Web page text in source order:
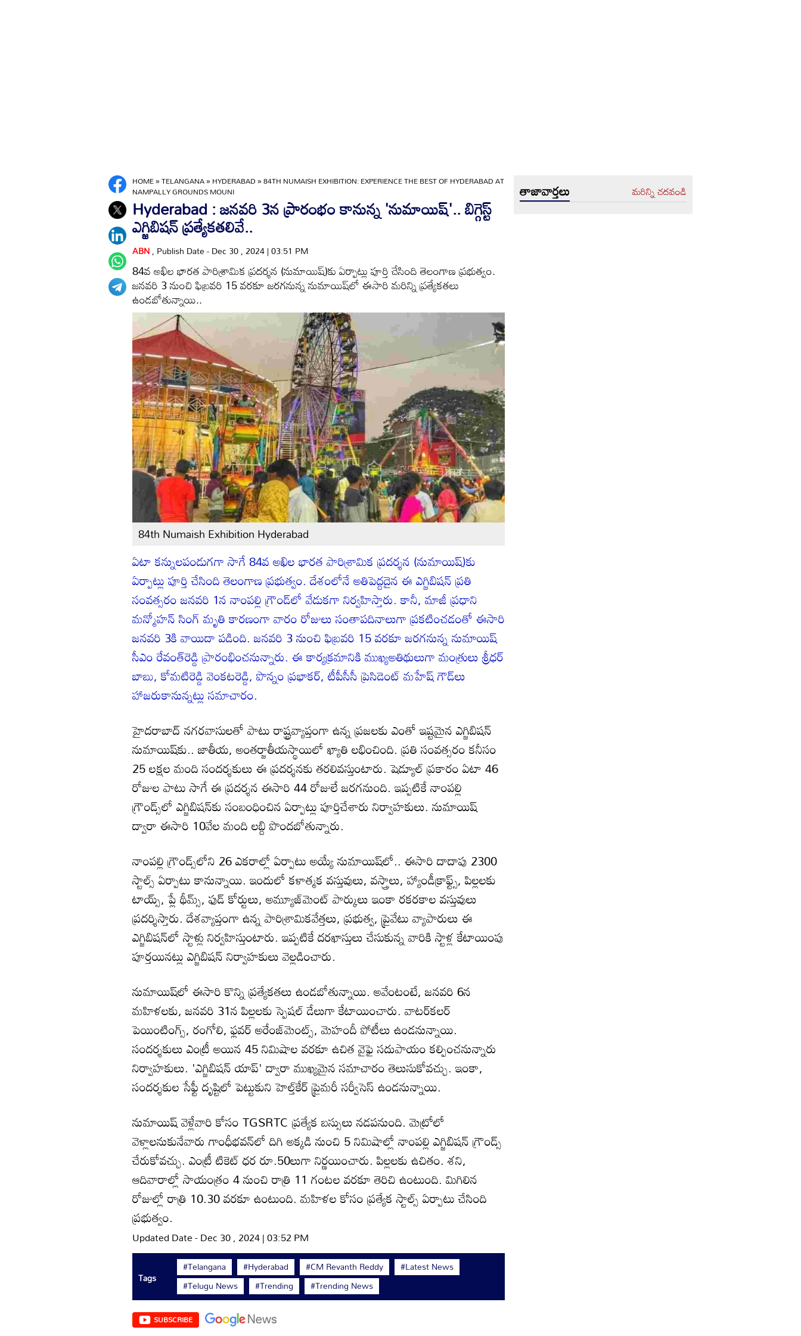
HOME»TELANGANA»HYDERABAD»84TH NUMAISH EXHIBITION: EXPERIENCE THE BEST OF HYDERABAD AT
NAMPALLY GROUNDS MOUNI
Hyderabad : జనవరి 3న ప్రారంభం కానున్న 'నుమాయిష్'.. బిగ్గెస్ట్
ఎగ్జిబిషన్ ప్రత్యేకతలివే..
ABN, Publish Date - Dec 30 , 2024 | 03:51 PM
84వ అఖిల భారత పారిశ్రామిక ప్రదర్శన (నుమాయిష్‌)కు ఏర్పాట్లు పూర్తి చేసింది తెలంగాణ ప్రభుత్వం.
జనవరి 3 నుంచి ఫిబ్రవరి 15 వరకూ జరగనున్న నుమాయిష్‌‌లో ఈసారి మరిన్ని ప్రత్యేకతలు
ఉండబోతున్నాయి..
84th Numaish Exhibition Hyderabad
ఏటా కన్నులపండుగగా సాగే 84వ అఖిల భారత పారిశ్రామిక ప్రదర్శన (నుమాయిష్‌)కు
ఏర్పాట్లు పూర్తి చేసింది తెలంగాణ ప్రభుత్వం. దేశంలోనే అతిపెద్దదైన ఈ ఎగ్జిబిషన్ ప్రతి
సంవత్సరం జనవరి 1న నాంపల్లి గ్రౌండ్‌లో వేడుకగా నిర్వహిస్తారు. కానీ, మాజీ ప్రధాని
మన్మోహన్ సింగ్ మృతి కారణంగా వారం రోజులు సంతాపదినాలుగా ప్రకటించడంతో ఈసారి
జనవరి 3కి వాయిదా పడింది. జనవరి 3 నుంచి ఫిబ్రవరి 15 వరకూ జరగనున్న నుమాయిష్‌
సీఎం రేవంత్‌రెడ్డి ప్రారంభించనున్నారు. ఈ కార్యక్రమానికి ముఖ్యఅతిథులుగా మంత్రులు శ్రీధర్
బాబు, కోమటిరెడ్డి వెంకటరెడ్డి, పొన్నం ప్రభాకర్, టీపీసీసీ ప్రెసిడెంట్ మహేష్ గౌడ్‌లు
హాజరుకానున్నట్లు సమాచారం.
హైదరాబాద్ నగరవాసులతో పాటు రాష్ట్రవ్యాప్తంగా ఉన్న ప్రజలకు ఎంతో ఇష్టమైన ఎగ్జిబిషన్
నుమాయిష్‌కు.. జాతీయ, అంతర్జాతీయస్థాయిలో ఖ్యాతి లభించింది. ప్రతి సంవత్సరం కనీసం
25 లక్షల మంది సందర్శకులు ఈ ప్రదర్శనకు తరలివస్తుంటారు. షెడ్యూల్ ప్రకారం ఏటా 46
రోజుల పాటు సాగే ఈ ప్రదర్శన ఈసారి 44 రోజులే జరగనుంది. ఇప్పటికే నాంపల్లి
గ్రౌండ్స్‌లో ఎగ్జిబిషన్‌కు సంబంధించిన ఏర్పాట్లు పూర్తిచేశారు నిర్వాహకులు. నుమాయిష్
ద్వారా ఈసారి 10వేల మంది లబ్ది పొందబోతున్నారు.
నాంపల్లి గ్రౌండ్స్‌లోని 26 ఎకరాల్లో ఏర్పాటు అయ్యే నుమాయిష్‌లో.. ఈసారి దాదాపు 2300
స్టాల్స్ ఏర్పాటు కానున్నాయి. ఇందులో కళాత్మక వస్తువులు, వస్త్రాలు, హ్యాండీక్రాఫ్ట్స్, పిల్లలకు
టాయ్స్, ప్లే థీమ్స్, ఫుడ్ కోర్టులు, అమ్యూజ్‌మెంట్ పార్కులు ఇంకా రకరకాల వస్తువులు
ప్రదర్శిస్తారు. దేశవ్యాప్తంగా ఉన్న పారిశ్రామికవేత్తలు, ప్రభుత్వ, ప్రైవేటు వ్యాపారులు ఈ
ఎగ్జిబిషన్‌లో స్టాళ్లు నిర్వహిస్తుంటారు. ఇప్పటికే దరఖాస్తులు చేసుకున్న వారికి స్టాళ్ల కేటాయింపు
పూర్తయినట్లు ఎగ్జిబిషన్ నిర్వాహకులు వెల్లడించారు.
నుమాయిష్‌లో ఈసారి కొన్ని ప్రత్యేకతలు ఉండబోతున్నాయి. అవేంటంటే, జనవరి 6న
మహిళలకు, జనవరి 31న పిల్లలకు స్పెషల్ డేలుగా కేటాయించారు. వాటర్‌‌కలర్
పెయింటింగ్స్, రంగోలి, ఫ్లవర్ అరేంజ్‌మెంట్స్, మెహందీ పోటీలు ఉండనున్నాయి.
సందర్శకులు ఎంట్రీ అయిన 45 నిమిషాల వరకూ ఉచిత వైఫై సదుపాయం కల్పించనున్నారు
నిర్వాహకులు. 'ఎగ్జిబిషన్ యాప్' ద్వారా ముఖ్యమైన సమాచారం తెలుసుకోవచ్చు. ఇంకా,
సందర్శకుల సేఫ్టీ దృష్టిలో పెట్టుకుని హెల్త్‌కేర్ ప్రైమరీ సర్వీసెస్‌ ఉండనున్నాయి.
నుమాయిష్ వెళ్లేవారి కోసం TGSRTC ప్రత్యేక బస్సులు నడపనుంది. మెట్రోలో
వెళ్లాలనుకునేవారు గాంధీభవన్‌లో దిగి అక్కడి నుంచి 5 నిమిషాల్లో నాంపల్లి ఎగ్జిబిషన్ గ్రౌండ్స్
చేరుకోవచ్చు. ఎంట్రీ టికెట్ ధర రూ.50లుగా నిర్ణయించారు. పిల్లలకు ఉచితం. శని,
ఆదివారాల్లో సాయంత్రం 4 నుంచి రాత్రి 11 గంటల వరకూ తెరిచి ఉంటుంది. మిగిలిన
రోజుల్లో రాత్రి 10.30 వరకూ ఉంటుంది. మహిళల కోసం ప్రత్యేక స్టాల్స్ ఏర్పాటు చేసింది
ప్రభుత్వం.
Updated Date - Dec 30 , 2024 | 03:52 PM
Tags
#Telangana #Hyderabad #CM Revanth Reddy
#Latest News
#Telugu News
#Trending #Trending News
SUBSCRIBE
తాజావార్తలు మరిన్ని చదవండి